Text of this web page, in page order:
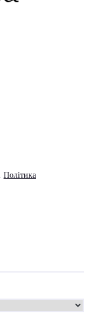
Політика